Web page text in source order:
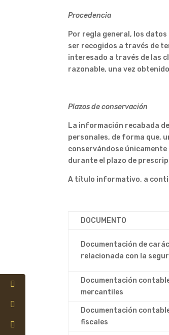
Procedencia
Por regla general, los
ser recogidos a través de
interesado a través de las
razonable, una vez
Plazos de conservación
La información recabada
personales, de forma que,
conservándose
durante el plazo de
A título informativo, a
DOCUMENTO
Documentación de
relacionada con la
Documentación
mercantiles
Documentación
fiscales